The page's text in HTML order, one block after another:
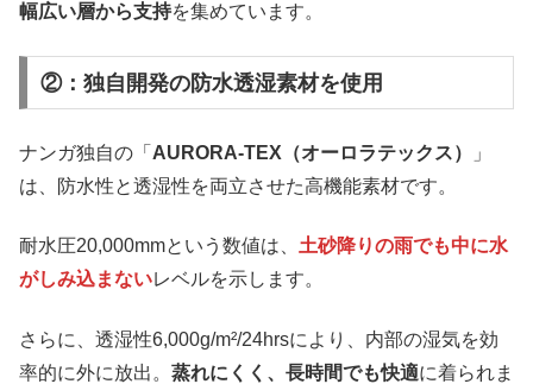
幅広い層から支持を集めています。
②：独自開発の防水透湿素材を使用
ナンガ独自の「 AURORA-TEX（オーロラテックス）
」
は、防水性と透湿性を両立させた高機能素材です。
耐水圧20,000mmという数値は、 土砂降りの雨でも中に水
がしみ込まないレベルを示します。
さらに、透湿性6,000g/m²/24hrsにより、内部の湿気を効
率的に外に放出。 蒸れにくく、長時間でも快適に着られま